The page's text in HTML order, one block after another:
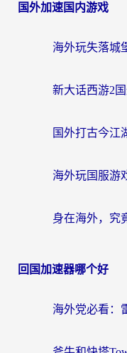
国外加速国内游戏
回国加速器哪个好